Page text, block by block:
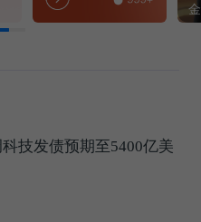
技发债预期至5400亿美